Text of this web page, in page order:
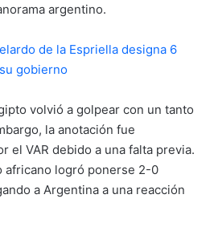
argentino.
de la Espriella designa 6
gobierno
volvió a golpear con un tanto
la anotación fue
el VAR debido a una falta previa.
africano logró ponerse 2-0
a Argentina a una reacción